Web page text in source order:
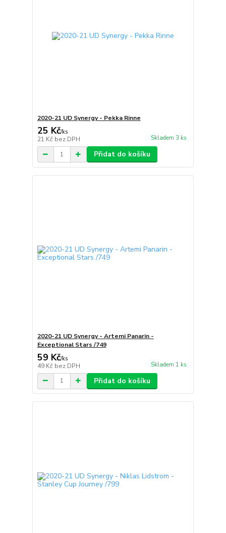
2020-21 UD Synergy - Pekka Rinne
25 Kč/ks
21 Kč bez DPH Skladem 3 ks
Přidat do košíku
2020-21 UD Synergy - Artemi Panarin -
Exceptional Stars /749
59 Kč/ks
49 Kč bez DPH Skladem 1 ks
Přidat do košíku